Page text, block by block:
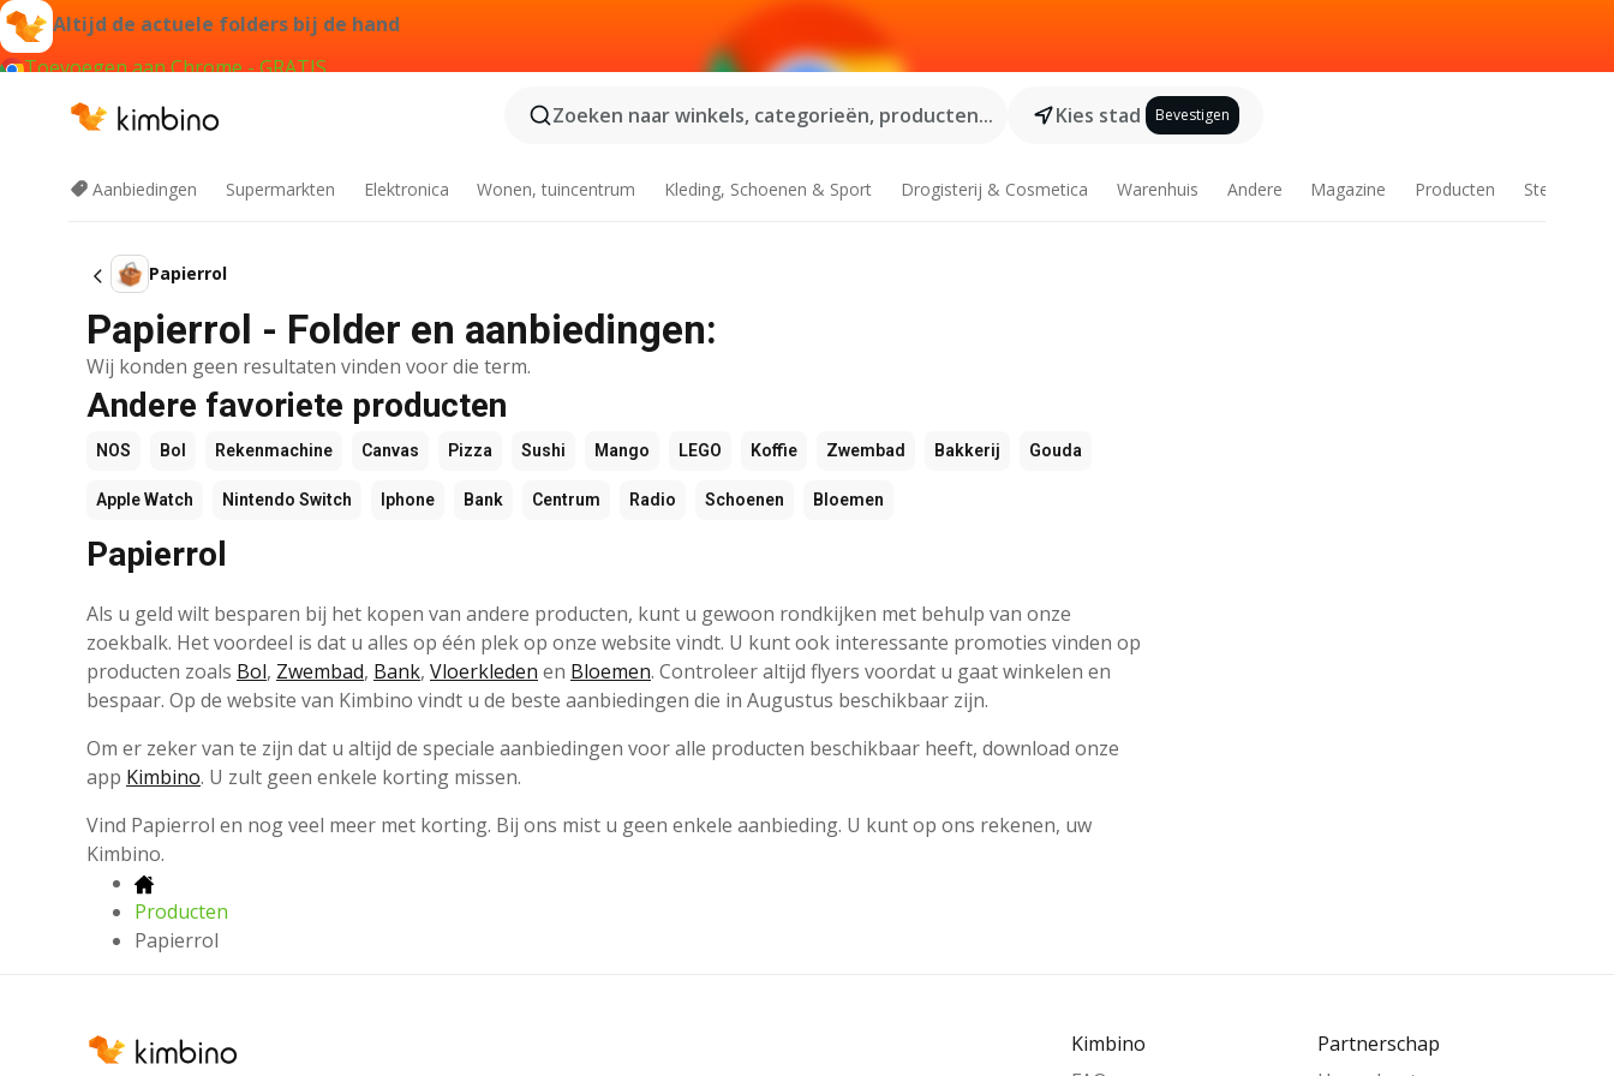
Altijd de actuele folders bij de hand
Toevoegen aan Chrome - GRATIS
Zoeken naar winkels, categorieën, producten...
Kies stad Bevestigen
Aanbiedingen Supermarkten Elektronica Wonen, tuincentrum Kleding, Schoenen & Sport Drogisterij & Cosmetica Warenhuis Andere Magazine Producten Steden
Papierrol
Papierrol - Folder en aanbiedingen:
Wij konden geen resultaten vinden voor die term.
Andere favoriete producten
NOS Bol Rekenmachine Canvas Pizza Sushi Mango LEGO Koffie Zwembad Bakkerij Gouda
Apple Watch Nintendo Switch Iphone Bank Centrum Radio Schoenen Bloemen
Papierrol
Als u geld wilt besparen bij het kopen van andere producten, kunt u gewoon rondkijken met behulp van onze
zoekbalk. Het voordeel is dat u alles op één plek op onze website vindt. U kunt ook interessante promoties vinden op
producten zoals Bol, Zwembad, Bank, Vloerkleden en Bloemen. Controleer altijd flyers voordat u gaat winkelen en
bespaar. Op de website van Kimbino vindt u de beste aanbiedingen die in Augustus beschikbaar zijn.
Om er zeker van te zijn dat u altijd de speciale aanbiedingen voor alle producten beschikbaar heeft, download onze
app Kimbino. U zult geen enkele korting missen.
Vind Papierrol en nog veel meer met korting. Bij ons mist u geen enkele aanbieding. U kunt op ons rekenen, uw
Kimbino.
Producten
Papierrol
Kimbino
Partnerschap